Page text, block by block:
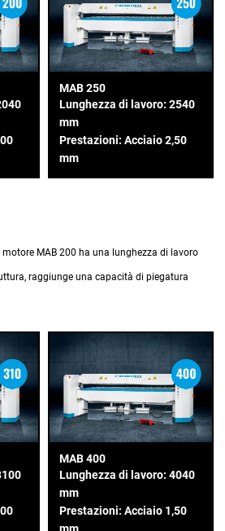
MAB 250
Lunghezza di lavoro: 2540
mm
Prestazioni: Acciaio 2,50
mm
MAB 200 ha una lunghezza di lavoro
raggiunge una capacità di piegatura
MAB 400
Lunghezza di lavoro: 4040
mm
Prestazioni: Acciaio 1,50
mm